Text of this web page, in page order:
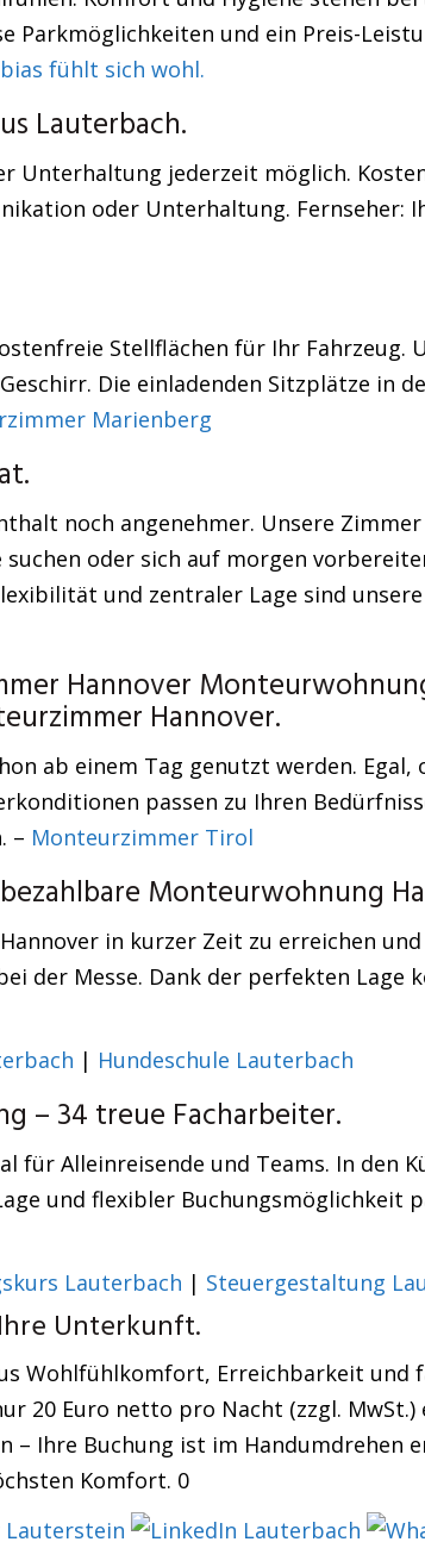
Parkmöglichkeiten und ein Preis-
fühlt sich wohl.
Lauterbach.
jederzeit möglich.
oder Unterhaltung. Fernseher:
Stellflächen für Ihr Fahrzeug.
Die einladenden Sitzplätze in
Marienberg
noch angenehmer. Unsere
oder sich auf morgen
und zentraler Lage sind
Hannover
Hannover.
ab einem Tag genutzt werden.
passen zu Ihren
– Monteurzimmer Tirol
Monteurwohnung
in kurzer Zeit zu erreichen
der Messe. Dank der perfekten Lage
| Hundeschule Lauterbach
– 34 treue Facharbeiter.
Alleinreisende und Teams. In den
und flexibler Buchungsmöglichkeit
Lauterbach | Steuergestaltung
Unterkunft.
Wohlfühlkomfort, Erreichbarkeit und
20 Euro netto pro Nacht (zzgl.
– Ihre Buchung ist im Handumdrehen
Komfort. 0